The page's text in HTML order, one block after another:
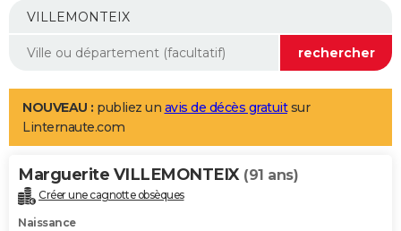
Mobiles
Meilleur smartphone
Internet
Ordinateurs
Jeux vidéo
Guide high-tech
Aménagement intérieur
LIFESTYLE
Art de vivre
Bien-être
Loisirs
Mode
Modes de vie
Alimentation
Guide de la santé
Maladies
Médicaments
Sommeil
VOYAGE
Destinations
City break
Voyage nature
Voyage de noces
Forum
Climat
+PHOTO
NOUVEAU : publiez un avis de décès gratuitsur
Linternaute.com
Marguerite VILLEMONTEIX (91 ans)
Créer une cagnotte obsèques
Naissance